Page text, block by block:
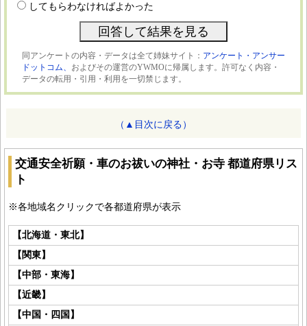
してもらわなければよかった
同アンケートの内容・データは全て姉妹サイト： アンケート・アンサー
ドットコム、 およびその運営のYWMOに帰属します。許可なく内容・
データの転用・引用・利用を一切禁じます。
（▲目次に戻る）
交通安全祈願・車のお祓いの神社・お寺 都道府県リス
ト
※各地域名クリックで各都道府県が表示
【北海道・東北】
【関東】
【中部・東海】
【近畿】
【中国・四国】